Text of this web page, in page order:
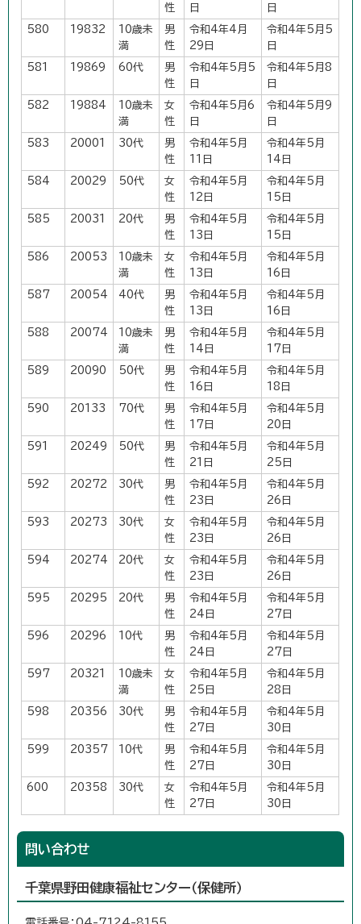
性
日
日
580 19832
10歳未
満
男
性
令和4年4月
29日
令和4年5月5
日
581 19869 60代
男
性
令和4年5月5
日
令和4年5月8
日
582 19884
10歳未
満
女
性
令和4年5月6
日
令和4年5月9
日
583 20001 30代
男
性
令和4年5月
11日
令和4年5月
14日
584 20029 50代
女
性
令和4年5月
12日
令和4年5月
15日
585 20031 20代
男
性
令和4年5月
13日
令和4年5月
15日
586 20053
10歳未
満
女
性
令和4年5月
13日
令和4年5月
16日
587 20054 40代
男
性
令和4年5月
13日
令和4年5月
16日
588 20074
10歳未
満
男
性
令和4年5月
14日
令和4年5月
17日
589 20090 50代
男
性
令和4年5月
16日
令和4年5月
18日
590 20133 70代
男
性
令和4年5月
17日
令和4年5月
20日
591 20249 50代
男
性
令和4年5月
21日
令和4年5月
25日
592 20272 30代
男
性
令和4年5月
23日
令和4年5月
26日
593 20273 30代
女
性
令和4年5月
23日
令和4年5月
26日
594 20274 20代
女
性
令和4年5月
23日
令和4年5月
26日
595 20295 20代
男
性
令和4年5月
24日
令和4年5月
27日
596 20296 10代
男
性
令和4年5月
24日
令和4年5月
27日
597 20321
10歳未
満
女
性
令和4年5月
25日
令和4年5月
28日
598 20356 30代
男
性
令和4年5月
27日
令和4年5月
30日
599 20357 10代
男
性
令和4年5月
27日
令和4年5月
30日
600 20358 30代
女
性
令和4年5月
27日
令和4年5月
30日
問い合わせ
千葉県野田健康福祉センター（保健所）